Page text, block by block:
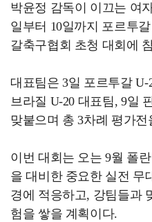
박윤정 감독이 이끄는 여
일부터 10일까지 포르투
갈축구협회 초청 대회에
대표팀은 3일 포르투갈
브라질 U-20 대표팀, 9일
맞붙으며 총 3차례 평가전
이번 대회는 오는 9월 폴
을 대비한 중요한 실전 무
경에 적응하고, 강팀들과
험을 쌓을 계획이다.